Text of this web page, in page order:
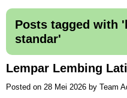
Posts tagged with '
standar'
Lempar Lembing
Posted on 28 Mei 2026 by Team